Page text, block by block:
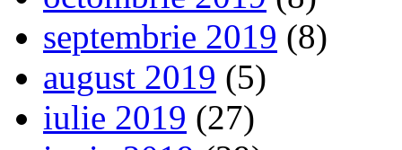
septembrie 2019 (8)
august 2019 (5)
iulie 2019 (27)